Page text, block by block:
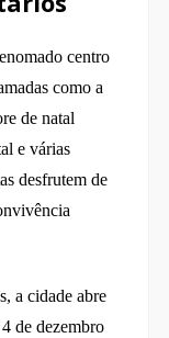
centro
como a
de natal
e várias
desfrutem de
a cidade abre
de dezembro